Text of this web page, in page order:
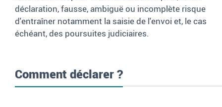
déclaration, fausse, ambiguë ou incomplète risque
d'entraîner notamment la saisie de l'envoi et, le cas
échéant, des poursuites judiciaires.
Comment déclarer ?